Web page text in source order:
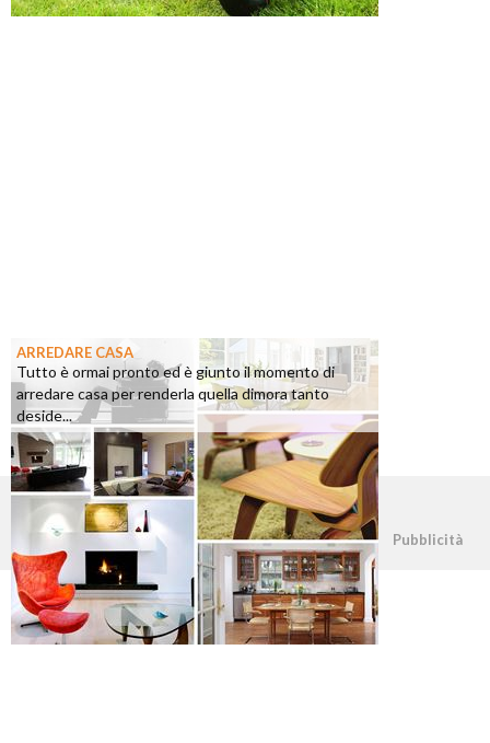
ARREDARE CASA
Tutto è ormai pronto ed è giunto il momento di
arredare casa per renderla quella dimora tanto
deside...
©2026 - casapratica.org - p.iva 03338800984 Pubblicità